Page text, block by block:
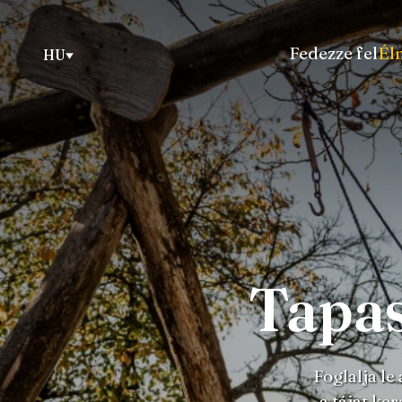
HU Fedezze fel
Foglalja le